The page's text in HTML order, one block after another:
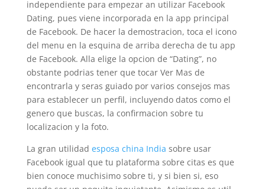
independiente para empezar an utilizar Facebook
Dating, pues viene incorporada en la app principal
de Facebook. De hacer la demostracion, toca el icono
del menu en la esquina de arriba derecha de tu app
de Facebook. Alla elige la opcion de “Dating”, no
obstante podrias tener que tocar Ver Mas de
encontrarla y seras guiado por varios consejos mas
para establecer un perfil, incluyendo datos como el
genero que buscas, la confirmacion sobre tu
localizacion y la foto.
La gran utilidad esposa china India sobre usar
Facebook igual que tu plataforma sobre citas es que
bien conoce muchisimo sobre ti, y si bien si, eso